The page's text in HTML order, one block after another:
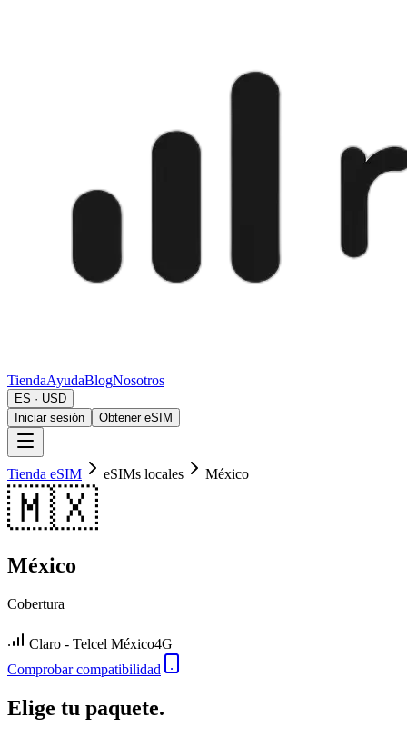
TiendaAyudaBlogNosotros
ES · USD
Iniciar sesión
Obtener eSIM
Tienda eSIM eSIMs locales México
🇲🇽
México
Cobertura
Claro - Telcel México4G
Comprobar compatibilidad
Elige tu paquete.